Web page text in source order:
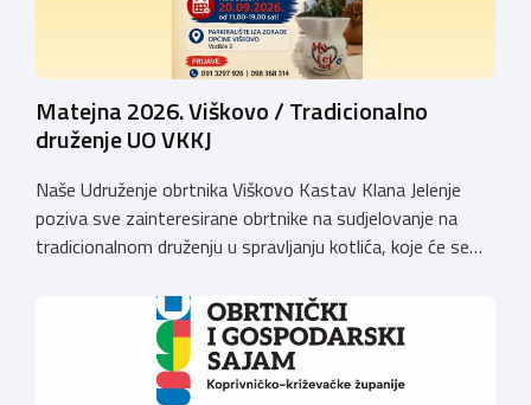
Matejna 2026. Viškovo / Tradicionalno
druženje UO VKKJ
Naše Udruženje obrtnika Viškovo Kastav Klana Jelenje
poziva sve zainteresirane obrtnike na sudjelovanje na
tradicionalnom druženju u spravljanju kotlića, koje će se
Viškovu, u nedjelju dana 20. rujna 2026. godine
(parkiralište iza zgrade Općine Viškovo, Vozišće
3).Kotizacija iznosi 20,00 EUR po ekipI te uključuje 2 kg
mesa divljači, […]